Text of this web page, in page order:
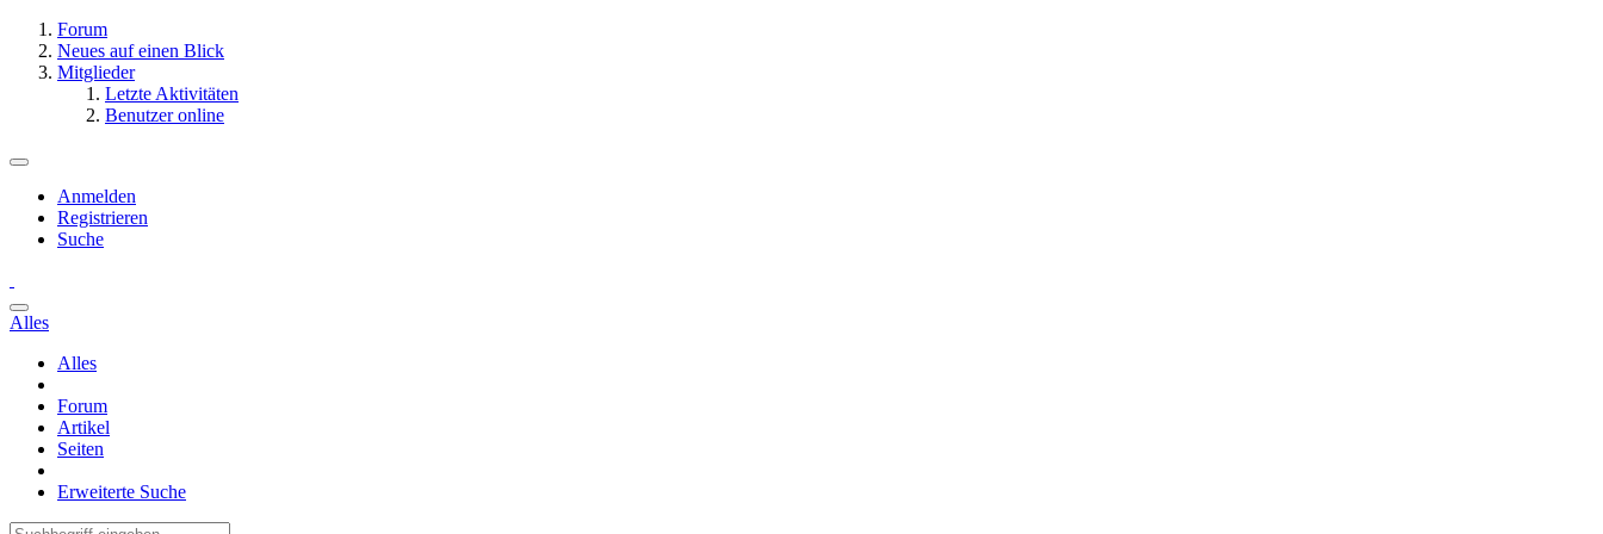
Forum
Neues auf einen Blick
Mitglieder
Letzte Aktivitäten
Benutzer online
Anmelden
Registrieren
Suche
Alles
Alles
Forum
Artikel
Seiten
Erweiterte Suche